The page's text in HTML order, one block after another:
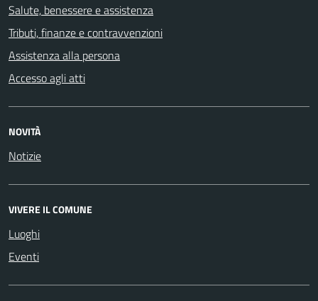
Salute, benessere e assistenza
Tributi, finanze e contravvenzioni
Assistenza alla persona
Accesso agli atti
NOVITÀ
Notizie
VIVERE IL COMUNE
Luoghi
Eventi